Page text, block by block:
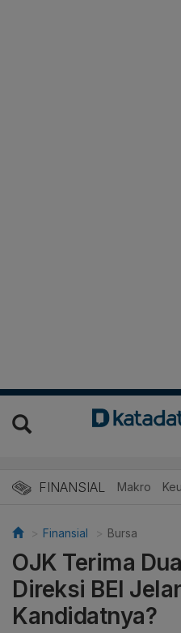
FINANSIAL Makro
Finansial Bursa
OJK Terima
Direksi BEI
Kandidatnya?